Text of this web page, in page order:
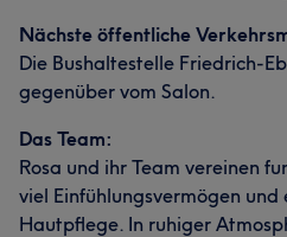
Nächste öffentliche
Die Bushaltestelle Friedrich-
gegenüber vom Salon.
Das Team:
Rosa und ihr Team vereinen
viel Einfühlungsvermögen
Hautpflege. In ruhiger